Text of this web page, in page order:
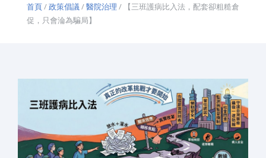
首頁/政策倡議/醫院治理 / 【三班護病比入法，配套卻粗糙倉
促，只會淪為騙局】